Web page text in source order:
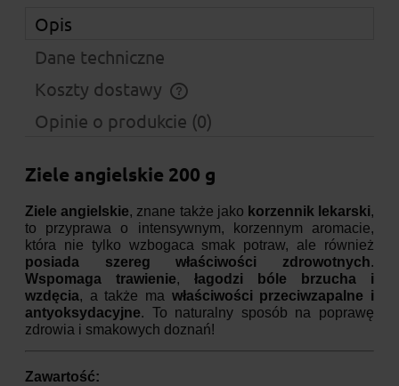
Opis
Dane techniczne
Koszty dostawy
Cena nie zawiera ewentualnych kosztów płatności
Opinie o produkcie (0)
Ziele angielskie 200 g
Ziele angielskie, znane także jako korzennik lekarski,
to przyprawa o intensywnym, korzennym aromacie,
która nie tylko wzbogaca smak potraw, ale również
posiada szereg właściwości zdrowotnych.
Wspomaga trawienie, łagodzi bóle brzucha i
wzdęcia, a także ma właściwości przeciwzapalne i
antyoksydacyjne. To naturalny sposób na poprawę
zdrowia i smakowych doznań!
Zawartość: